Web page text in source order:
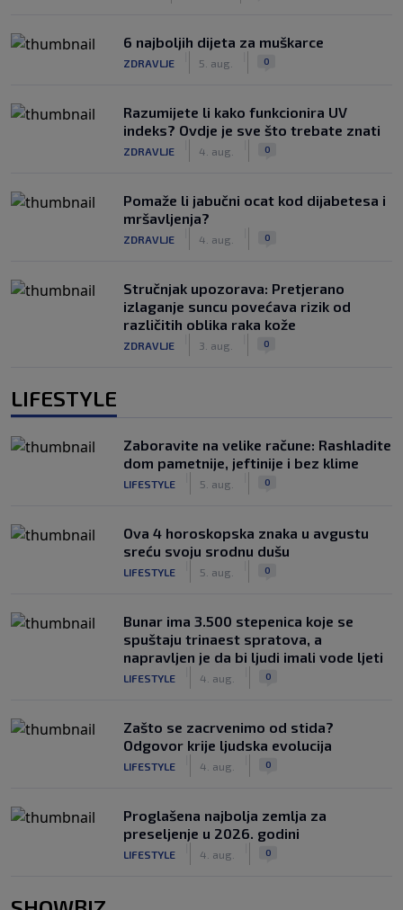
6 najboljih dijeta za muškarce
ZDRAVLJE 5. aug. 0
Razumijete li kako funkcionira UV
indeks? Ovdje je sve što trebate znati
ZDRAVLJE 4. aug. 0
Pomaže li jabučni ocat kod dijabetesa i
mršavljenja?
ZDRAVLJE 4. aug. 0
Stručnjak upozorava: Pretjerano
izlaganje suncu povećava rizik od
različitih oblika raka kože
ZDRAVLJE 3. aug. 0
LIFESTYLE
Zaboravite na velike račune: Rashladite
dom pametnije, jeftinije i bez klime
LIFESTYLE 5. aug. 0
Ova 4 horoskopska znaka u avgustu
sreću svoju srodnu dušu
LIFESTYLE 5. aug. 0
Bunar imа 3.500 stepenica koje se
spuštaju trinaest spratova, a
napravljen je da bi ljudi imali vode ljeti
LIFESTYLE 4. aug. 0
Zašto se zacrvenimo od stida?
Odgovor krije ljudska evolucija
LIFESTYLE 4. aug. 0
Proglašena najbolja zemlja za
preseljenje u 2026. godini
LIFESTYLE 4. aug. 0